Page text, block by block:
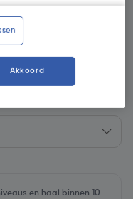
en haal binnen 10
Akkoord